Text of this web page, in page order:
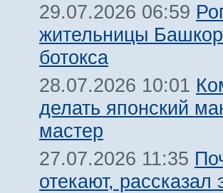
29.07.2026 06:59
жительницы
ботокса
28.07.2026 10:01
делать японский
мастер
27.07.2026 11:35
отекают, рассказал